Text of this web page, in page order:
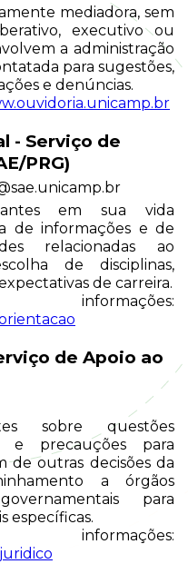
mediadora, sem
executivo ou
a administração
para sugestões,
e denúncias.
- Serviço de
PRG)
em sua vida
de informações e de
relacionadas ao
de disciplinas,
de carreira.
de Apoio ao
sobre questões
e precauções para
de outras decisões da
a órgãos
para
específicas.